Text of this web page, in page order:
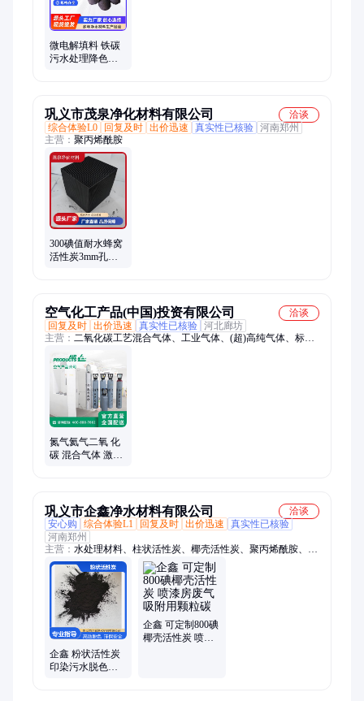
微电解填料 铁碳
污水处理降色度
巩义市茂泉净化材料有限公司
洽谈
综合体验L0
回复及时 出价迅速 真实性已核验 河南郑州
主营： 聚丙烯酰胺
300碘值耐水蜂窝
活性炭3mm孔径
空气化工产品(中国)投资有限公司
洽谈
回复及时 出价迅速 真实性已核验 河北廊坊
主营： 二氧化碳工艺混合气体、工业气体、(超)高纯气体、标准
氮气氦气二氧 化
碳 混合气体 激光
巩义市企鑫净水材料有限公司
洽谈
安心购
综合体验L1 回复及时 出价迅速
真实性已核验
河南郑州
主营： 水处理材料、柱状活性炭、椰壳活性炭、聚丙烯酰胺、絮
凝剂
企鑫 粉状活性炭
印染污水脱色处
企鑫 可定制800碘
椰壳活性炭 喷漆